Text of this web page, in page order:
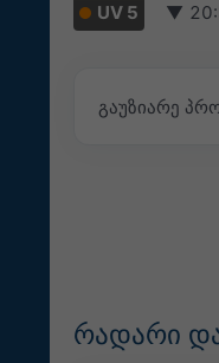
UV 5
▼
გაუზიარე
რადარი